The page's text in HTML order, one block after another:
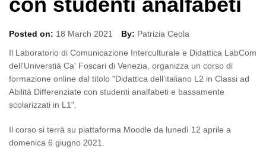
Posted on: 18 March 2021 By: Patrizia Ceola
Il Laboratorio di Comunicazione Interculturale e Didattica LabCom
dell'Universtià Ca' Foscari di Venezia, organizza un corso di
formazione online dal titolo "Didattica dell’italiano L2 in Classi ad
Abilità Differenziate con studenti analfabeti e bassamente
scolarizzati in L1".
Il corso si terrà su piattaforma Moodle da lunedì 12 aprile a
domenica 6 giugno 2021.